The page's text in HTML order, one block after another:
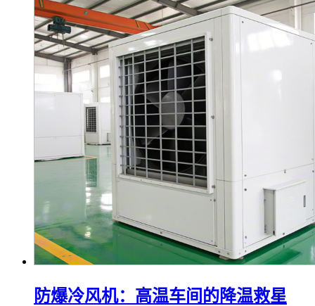
防爆冷风机：高温车间的降温救星